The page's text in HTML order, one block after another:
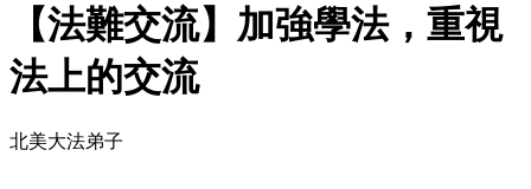
【法難交流】加強學法，重視
法上的交流
北美大法弟子